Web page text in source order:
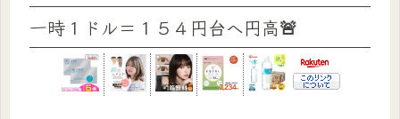
一時１ドル＝１５４円台へ円高🚨